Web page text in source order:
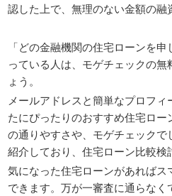
認した上で、無理のない金額の融
「どの金融機関の住宅ローンを
っている人は、モゲチェックの
ょう。
メールアドレスと簡単なプロフ
たにぴったりのおすすめ住宅ロ
の通りやすさや、モゲチェックで
紹介しており、住宅ローン比較検
気になった住宅ローンがあればス
できます。万が一審査に通らな